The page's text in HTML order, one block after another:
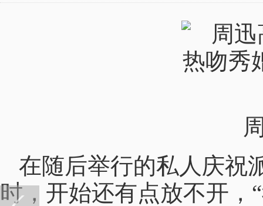
周
在随后举行的私人庆祝
时，开始还有点放不开，